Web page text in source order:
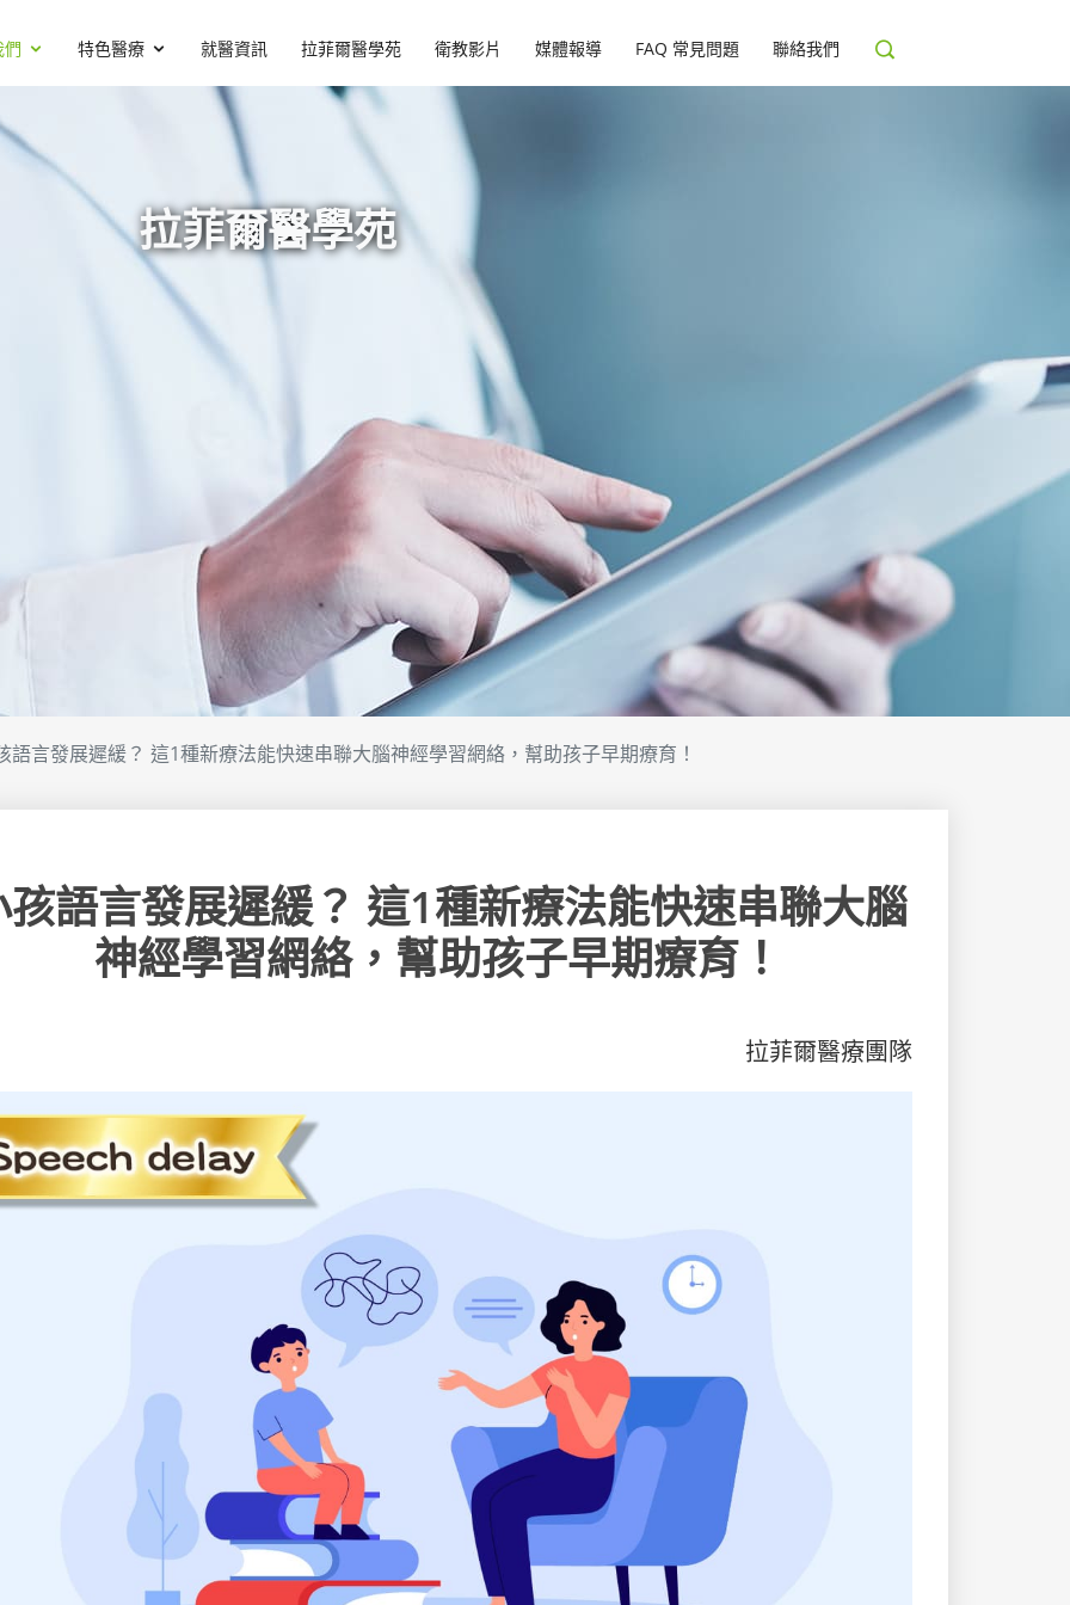
們 特色醫療 就醫資訊 拉菲爾醫學苑 衛教影片 媒體報導 FAQ 常見問題 聯絡我們
拉菲爾醫學苑
語言發展遲緩？ 這1種新療法能快速串聯大腦神經學習網絡，幫助孩子早期療育！
語言發展遲緩？ 這1種新療法能快速串聯大腦
神經學習網絡，幫助孩子早期療育！
拉菲爾醫療團隊